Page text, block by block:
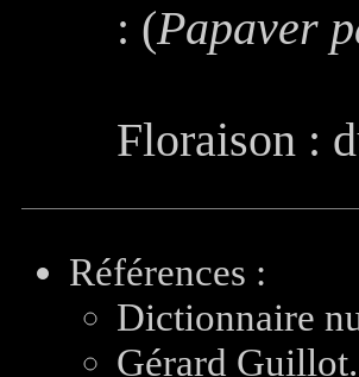
: (Papaver
Floraison :
Références :
Dictionnaire
Gérard